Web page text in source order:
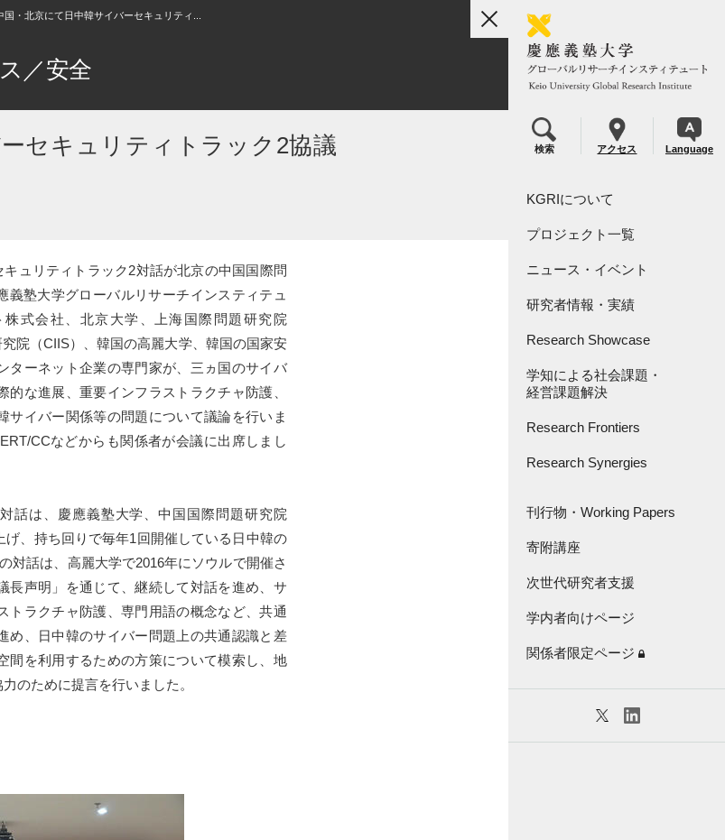
toggle
navigation
検索 アクセス Language
KGRIについて
組織概要
リーダーシップ
KGRI研究指定寄付金につい
プロジェクト一覧
KGRI研究プロジェクト
KGRI内センター
ニュース・イベント
研究者情報・実績
Research Showcase
Research Video Index
研究支援事業
Great Thinker Series
学知による社会課題・
経営課題解決
Research Frontiers
論文紹介
Research Synergies
刊行物・Working Papers
刊行物
Working Papers
寄附講座
次世代研究者支援
KGRI独自の研究補助金
特任教員紹介
学内者向けページ
関係者限定ページ
国・北京にて日中韓サイバーセキュリティ...
／安全
セキュリティトラック2協議
ュリティトラック2対話が北京の中国国際問
塾大学グローバルリサーチインスティテュ
式会社、北京大学、上海国際問題研究院
院（CIIS）、韓国の高麗大学、韓国の国家安
ターネット企業の専門家が、三ヵ国のサイバ
な進展、重要インフラストラクチャ防護、
イバー関係等の問題について議論を行いま
CCなどからも関係者が会議に出席しまし
話は、慶應義塾大学、中国国際問題研究院
げ、持ち回りで毎年1回開催している日中韓の
対話は、高麗大学で2016年にソウルで開催さ
長声明」を通じて、継続して対話を進め、サ
トラクチャ防護、専門用語の概念など、共通
め、日中韓のサイバー問題上の共通認識と差
間を利用するための方策について模索し、地
のために提言を行いました。